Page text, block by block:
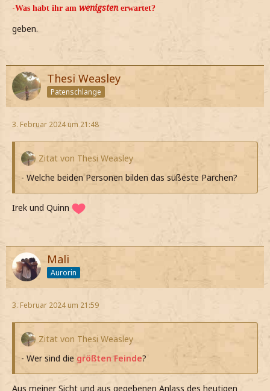
-Was habt ihr am wenigsten erwartet?
geben.
Thesi Weasley
Patenschlange
3. Februar 2024 um 21:48
Zitat von Thesi Weasley
- Welche beiden Personen bilden das süßeste Pärchen?
Irek und Quinn
Mali
Aurorin
3. Februar 2024 um 21:59
Zitat von Thesi Weasley
- Wer sind die größten Feinde?
Aus meiner Sicht und aus gegebenen Anlass des heutigen